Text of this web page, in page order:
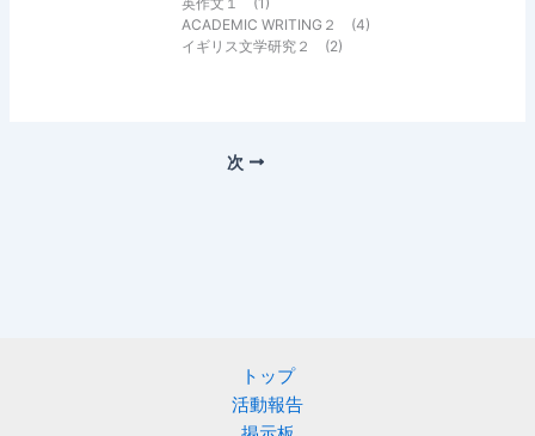
ACADEMIC WRITING２ (4)
イギリス文学研究２ (2)
次
トップ
活動報告